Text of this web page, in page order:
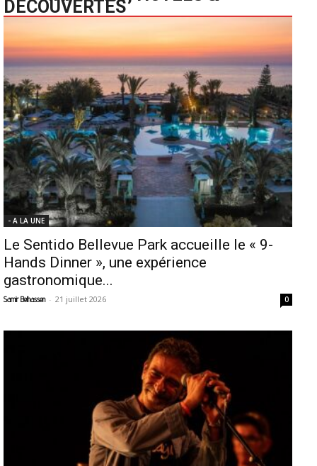
DECOUVERTES
- A LA UNE
Le Sentido Bellevue Park accueille le « 9-
Hands Dinner », une expérience
gastronomique...
Samir Belhassen - 21 juillet 2026 0